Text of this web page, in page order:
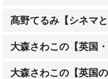
髙野てるみ【シネマと
大森さわこの【英国
大森さわこの【英国の